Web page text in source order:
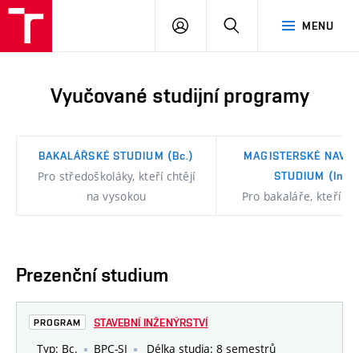
Brno
MENU
PŘIHLÁSIT
Vyučované studijní programy
BAKALÁŘSKÉ STUDIUM (Bc.)
Pro středoškoláky, kteří chtějí
na vysokou
MAGISTERSKÉ
STUDIUM (Ing.)
Pro bakaláře, kteří
Prezenční studium
PROGRAM STAVEBNÍ INŽENÝRSTVÍ
Typ: Bc. BPC-SI Délka studia: 8 semestrů